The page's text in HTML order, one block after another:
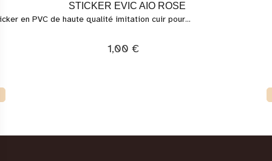
STICKER EVIC AIO ROSE
en PVC de haute qualité imitation cuir pour...
1,00 €